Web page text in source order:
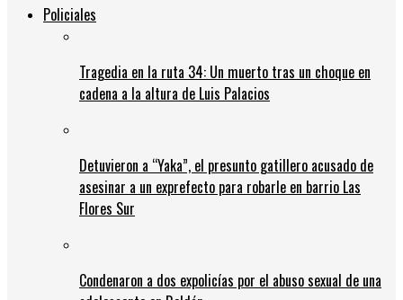
Policiales
Tragedia en la ruta 34: Un muerto tras un choque en
cadena a la altura de Luis Palacios
Detuvieron a “Yaka”, el presunto gatillero acusado de
asesinar a un exprefecto para robarle en barrio Las
Flores Sur
Condenaron a dos expolicías por el abuso sexual de una